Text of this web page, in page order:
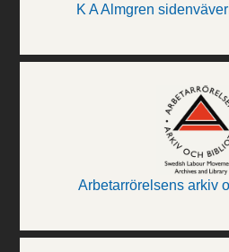
K A Almgren
Arbetarrörelsens arkiv